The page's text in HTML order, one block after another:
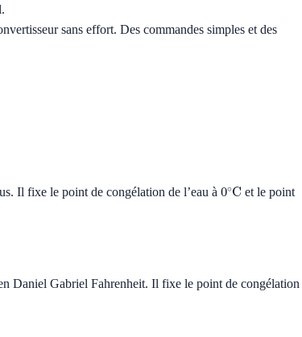
sans effort. Des commandes simples et des
Il fixe le point de congélation de l’eau à 0∘C et le point
Daniel Gabriel Fahrenheit. Il fixe le point de congélation